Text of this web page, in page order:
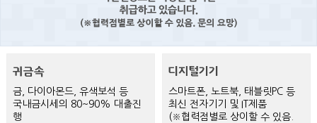
금, 다이아몬드, 유색보석 등
국내금시세의 80~90% 대출진
행
스마트폰, 노트북, 태블릿PC 등
최신 전자기기 및 IT제품
(※협력점별로 상이할 수 있음.
대출기간
제한없음